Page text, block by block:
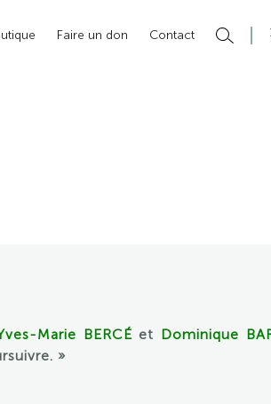
Faire un don
Contact
Marie BERCÉ et Dominique
»